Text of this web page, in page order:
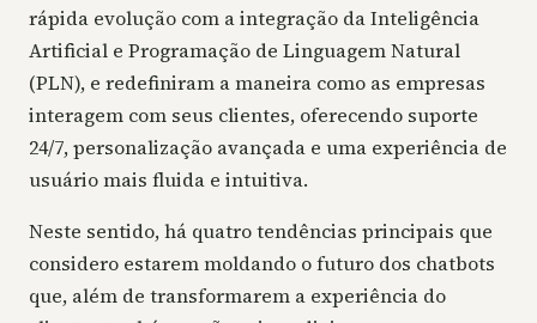
rápida evolução com a integração da Inteligência
Artificial e Programação de Linguagem Natural
(PLN), e redefiniram a maneira como as empresas
interagem com seus clientes, oferecendo suporte
24/7, personalização avançada e uma experiência de
usuário mais fluida e intuitiva.
Neste sentido, há quatro tendências principais que
considero estarem moldando o futuro dos chatbots
que, além de transformarem a experiência do